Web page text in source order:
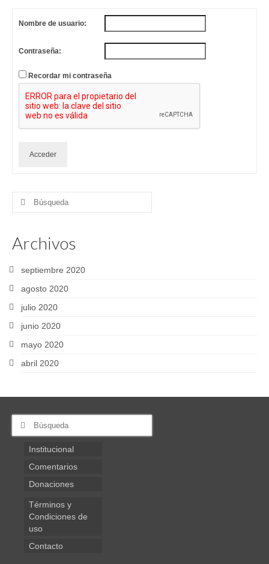
Nombre de usuario:
Contraseña:
Recordar mi contraseña
Acceder
Buscar
Archivos
septiembre 2020
agosto 2020
julio 2020
junio 2020
mayo 2020
abril 2020
Buscar
Institucional
Comentarios
Donaciones
Términos y
Condiciones de
uso
Contacto